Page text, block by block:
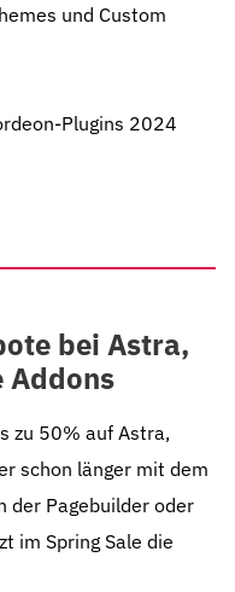
und Custom
Plugins 2024
bei Astra,
Addons
zu 50% auf Astra,
schon länger mit dem
der Pagebuilder oder
im Spring Sale die